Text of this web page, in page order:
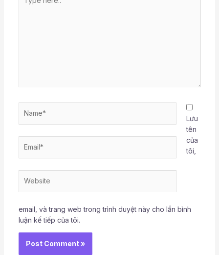
here..
Lưu
tên
của
tôi,
email, và trang web trong trình duyệt này cho lần bình
luận kế tiếp của tôi.